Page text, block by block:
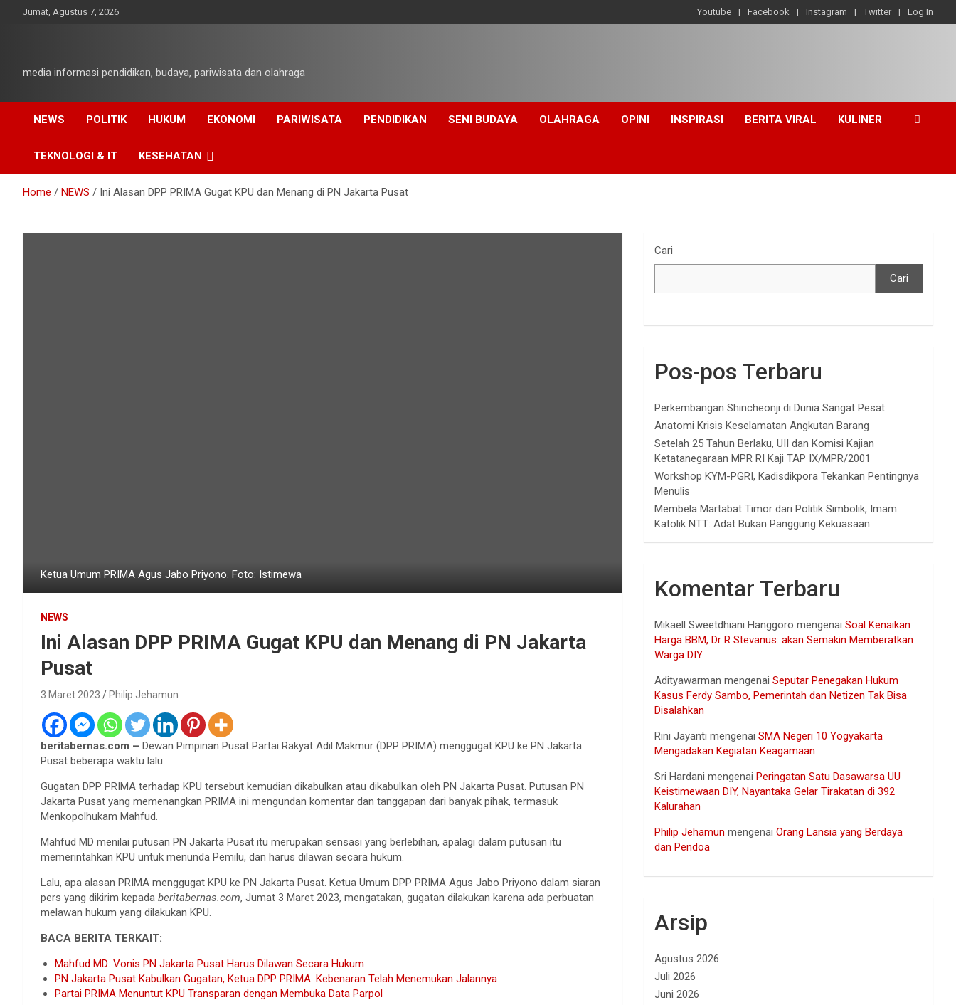
Jumat, Agustus 7, 2026 Youtube Facebook Instagram Twitter Log In
media informasi pendidikan, budaya, pariwisata dan olahraga
NEWS POLITIK HUKUM EKONOMI PARIWISATA PENDIDIKAN SENI BUDAYA OLAHRAGA OPINI INSPIRASI BERITA VIRAL KULINER
TEKNOLOGI & IT KESEHATAN
Home NEWS Ini Alasan DPP PRIMA Gugat KPU dan Menang di PN Jakarta Pusat
Ketua Umum PRIMA Agus Jabo Priyono. Foto: Istimewa
NEWS
Ini Alasan DPP PRIMA Gugat KPU dan Menang di PN Jakarta
Pusat
3 Maret 2023 Philip Jehamun
beritabernas.com – Dewan Pimpinan Pusat Partai Rakyat Adil Makmur (DPP PRIMA) menggugat KPU ke PN Jakarta
Pusat beberapa waktu lalu.
Gugatan DPP PRIMA terhadap KPU tersebut kemudian dikabulkan atau dikabulkan oleh PN Jakarta Pusat. Putusan PN
Jakarta Pusat yang memenangkan PRIMA ini mengundan komentar dan tanggapan dari banyak pihak, termasuk
Menkopolhukam Mahfud.
Mahfud MD menilai putusan PN Jakarta Pusat itu merupakan sensasi yang berlebihan, apalagi dalam putusan itu
memerintahkan KPU untuk menunda Pemilu, dan harus dilawan secara hukum.
Lalu, apa alasan PRIMA menggugat KPU ke PN Jakarta Pusat. Ketua Umum DPP PRIMA Agus Jabo Priyono dalam siaran
pers yang dikirim kepada beritabernas.com, Jumat 3 Maret 2023, mengatakan, gugatan dilakukan karena ada perbuatan
melawan hukum yang dilakukan KPU.
BACA BERITA TERKAIT:
Mahfud MD: Vonis PN Jakarta Pusat Harus Dilawan Secara Hukum
PN Jakarta Pusat Kabulkan Gugatan, Ketua DPP PRIMA: Kebenaran Telah Menemukan Jalannya
Partai PRIMA Menuntut KPU Transparan dengan Membuka Data Parpol
Cari
Cari
Pos-pos Terbaru
Perkembangan Shincheonji di Dunia Sangat Pesat
Anatomi Krisis Keselamatan Angkutan Barang
Setelah 25 Tahun Berlaku, UII dan Komisi Kajian
Ketatanegaraan MPR RI Kaji TAP IX/MPR/2001
Workshop KYM-PGRI, Kadisdikpora Tekankan Pentingnya
Menulis
Membela Martabat Timor dari Politik Simbolik, Imam
Katolik NTT: Adat Bukan Panggung Kekuasaan
Komentar Terbaru
Mikaell Sweetdhiani Hanggoro mengenaiSoal Kenaikan
Harga BBM, Dr R Stevanus: akan Semakin Memberatkan
Warga DIY
Adityawarman mengenaiSeputar Penegakan Hukum
Kasus Ferdy Sambo, Pemerintah dan Netizen Tak Bisa
Disalahkan
Rini Jayanti mengenaiSMA Negeri 10 Yogyakarta
Mengadakan Kegiatan Keagamaan
Sri Hardani mengenaiPeringatan Satu Dasawarsa UU
Keistimewaan DIY, Nayantaka Gelar Tirakatan di 392
Kalurahan
Philip Jehamun mengenaiOrang Lansia yang Berdaya
dan Pendoa
Arsip
Agustus 2026
Juli 2026
Juni 2026